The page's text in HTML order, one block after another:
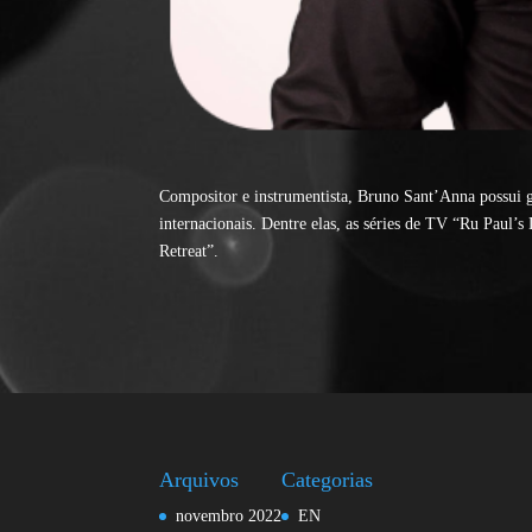
Compositor e instrumentista, Bruno Sant’Anna possui
internacionais. Dentre elas, as séries de TV “Ru
Retreat”.
Arquivos
novembro 2022
Categorias
EN